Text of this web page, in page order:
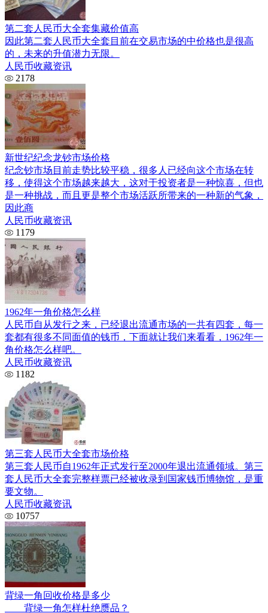
第二套人民币大全套集藏价值高
因此第二套人民币大全套目前在交易市场的中价格也是很高
的，未来的升值潜力无限。
人民币收藏资讯
2178
新世纪纪念龙钞市场价格
纪念钞市场目前走势比较平稳，很多人已经向这个市场在转
移，使得这个市场越来越大，这对于投资者是一种惊喜，但也
是一种挑战，而且更是整个市场活跃所带来的一种新的气象，
因此商
人民币收藏资讯
1179
1962年一角价格怎么样
人民币自从发行之来，已经退出流通市场的一共有四套，每一
套都有很多不同面值的钱币，下面就让我们来看看，1962年一
角价格怎么样吧。
人民币收藏资讯
1182
第三套人民币大全套市场价格
第三套人民币自1962年正式发行至2000年退出流通领域。第三
套人民币大全套完整样票已经被收录到国家钱币博物馆，是重
要文物。
人民币收藏资讯
10757
背绿一角回收价格是多少
背绿一角怎样杜绝赝品？